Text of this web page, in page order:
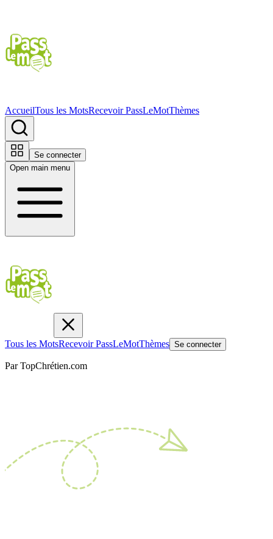
AccueilTous les MotsRecevoir PassLeMotThèmes
Se connecter
Open main menu
Tous les MotsRecevoir PassLeMotThèmes Se connecter
Par TopChrétien.com